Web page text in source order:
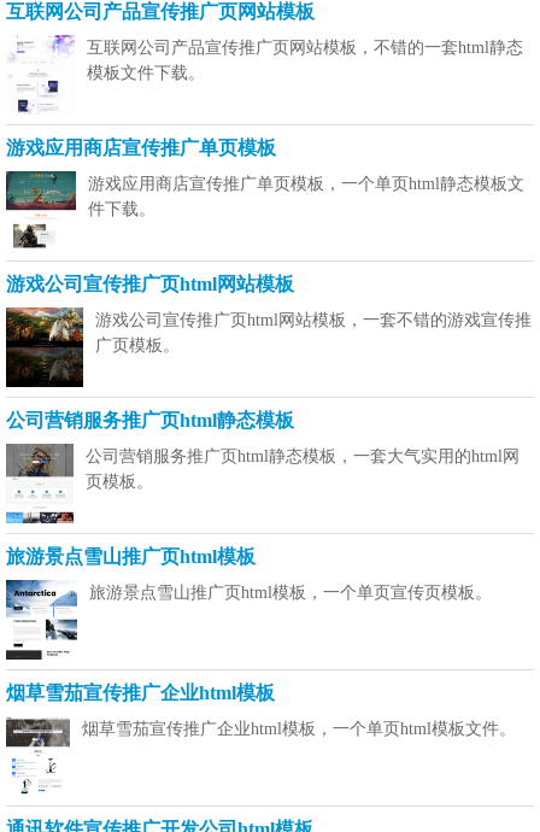
互联网公司产品宣传推广页网站模板
互联网公司产品宣传推广页网站模板，不错的一套html静态
模板文件下载。
游戏应用商店宣传推广单页模板
游戏应用商店宣传推广单页模板，一个单页html静态模板文
件下载。
游戏公司宣传推广页html网站模板
游戏公司宣传推广页html网站模板，一套不错的游戏宣传推
广页模板。
公司营销服务推广页html静态模板
公司营销服务推广页html静态模板，一套大气实用的html网
页模板。
旅游景点雪山推广页html模板
旅游景点雪山推广页html模板，一个单页宣传页模板。
烟草雪茄宣传推广企业html模板
烟草雪茄宣传推广企业html模板，一个单页html模板文件。